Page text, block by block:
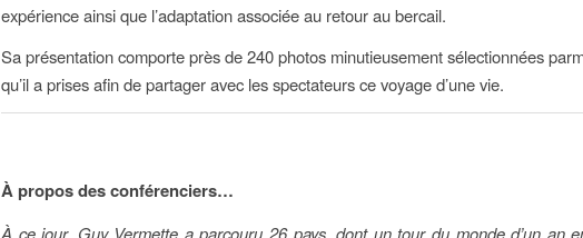
expérience ainsi que l’adaptation associée au retour au bercail.
Sa présentation comporte près de 240 photos minutieusement sélectionnées
qu’il a prises afin de partager avec les spectateurs ce voyage d’une vie.
À propos des conférenciers…
À ce jour, Guy Vermette a parcouru 26 pays, dont un tour du monde d’un an